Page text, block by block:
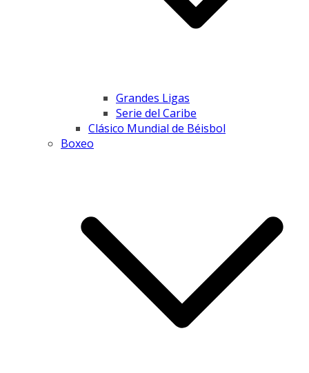
Grandes Ligas
Serie del Caribe
Clásico Mundial de Béisbol
Boxeo